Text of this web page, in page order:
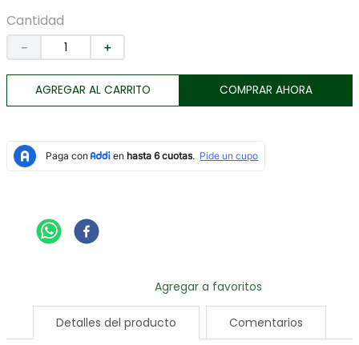
Cantidad
＋
－
AGREGAR AL CARRITO COMPRAR AHORA
Detalles del producto Comentarios
10. chaqueta